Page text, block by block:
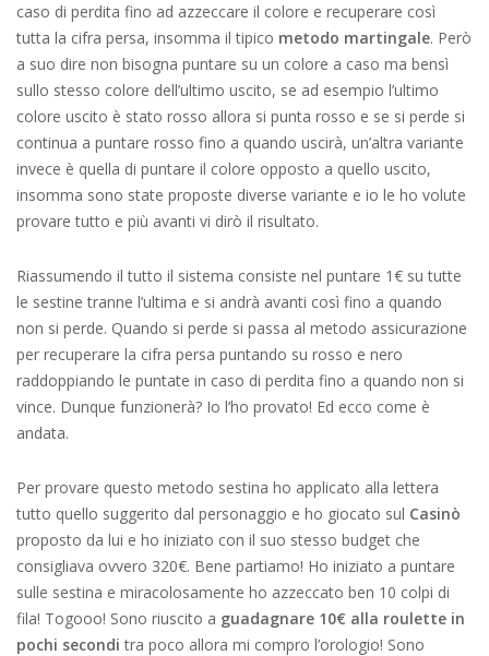
caso di perdita fino ad azzeccare il colore e recuperare così
tutta la cifra persa, insomma il tipico metodo martingale. Però
a suo dire non bisogna puntare su un colore a caso ma bensì
sullo stesso colore dell’ultimo uscito, se ad esempio l’ultimo
colore uscito è stato rosso allora si punta rosso e se si perde si
continua a puntare rosso fino a quando uscirà, un’altra variante
invece è quella di puntare il colore opposto a quello uscito,
insomma sono state proposte diverse variante e io le ho volute
provare tutto e più avanti vi dirò il risultato.
Riassumendo il tutto il sistema consiste nel puntare 1€ su tutte
le sestine tranne l’ultima e si andrà avanti così fino a quando
non si perde. Quando si perde si passa al metodo assicurazione
per recuperare la cifra persa puntando su rosso e nero
raddoppiando le puntate in caso di perdita fino a quando non si
vince. Dunque funzionerà? Io l’ho provato! Ed ecco come è
andata.
Per provare questo metodo sestina ho applicato alla lettera
tutto quello suggerito dal personaggio e ho giocato sul Casinò
proposto da lui e ho iniziato con il suo stesso budget che
consigliava ovvero 320€. Bene partiamo! Ho iniziato a puntare
sulle sestina e miracolosamente ho azzeccato ben 10 colpi di
fila! Togooo! Sono riuscito a guadagnare 10€ alla roulette in
pochi secondi tra poco allora mi compro l’orologio! Sono